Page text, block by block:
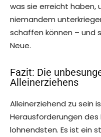
was sie erreicht haben,
niemandem
schaffen können – und
Neue.
Fazit: Die
Alleinerziehens
Alleinerziehend zu sein
Herausforderungen
lohnendsten. Es ist ein